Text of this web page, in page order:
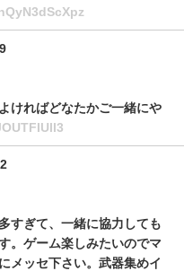
ければどなたかご一緒にや
すぎて、一緒に協力しても
。ゲーム楽しみたいのでマ
メッセ下さい。武器集めイ